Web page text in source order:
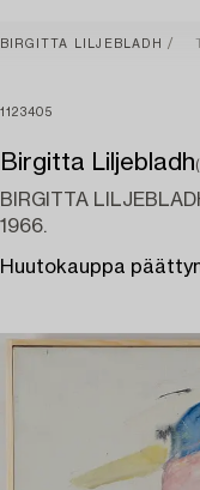
BIRGITTA LILJEBLADH
1123405
Birgitta Liljebladh
BIRGITTA
1966.
Huutokauppa